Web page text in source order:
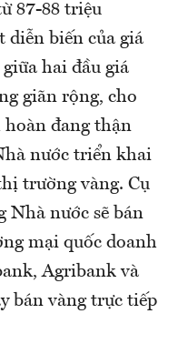
87-88 triệu
diễn biến của giá
hai đầu giá
giãn rộng, cho
hoàn đang thận
nước triển khai
trường vàng. Cụ
Nhà nước sẽ bán
mại quốc doanh
Agribank và
bán vàng trực tiếp